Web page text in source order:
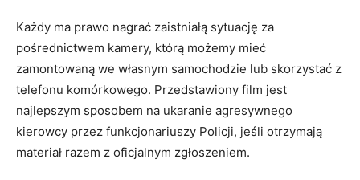
Każdy ma prawo nagrać zaistniałą sytuację za
pośrednictwem kamery, którą możemy mieć
zamontowaną we własnym samochodzie lub skorzystać z
telefonu komórkowego. Przedstawiony film jest
najlepszym sposobem na ukaranie agresywnego
kierowcy przez funkcjonariuszy Policji, jeśli otrzymają
materiał razem z oficjalnym zgłoszeniem.